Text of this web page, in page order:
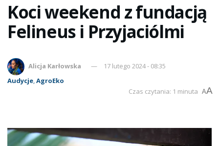
Koci weekend z fundacją
Felineus i Przyjaciólmi
Alicja Karłowska
17 lutego 2024 - 08:35
Audycje,AgroEko
Czas czytania: 1 minuta AA